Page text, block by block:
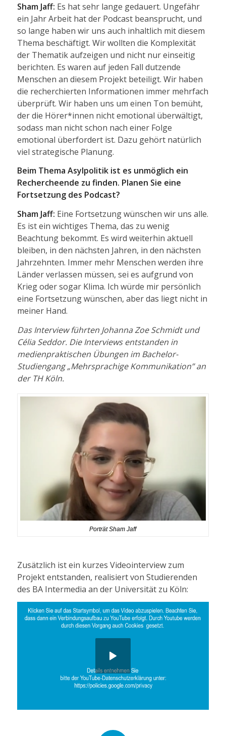
Sham Jaff: Es hat sehr lange gedauert. Ungefähr
ein Jahr Arbeit hat der Podcast beansprucht, und
so lange haben wir uns auch inhaltlich mit diesem
Thema beschäftigt. Wir wollten die Komplexität
der Thematik aufzeigen und nicht nur einseitig
berichten. Es waren auf jeden Fall dutzende
Menschen an diesem Projekt beteiligt. Wir haben
die recherchierten Informationen immer mehrfach
überprüft. Wir haben uns um einen Ton bemüht,
der die Hörer*innen nicht emotional überwältigt,
sodass man nicht schon nach einer Folge
emotional überfordert ist. Dazu gehört natürlich
viel strategische Planung.
Beim Thema Asylpolitik ist es unmöglich ein
Rechercheende zu finden. Planen Sie eine
Fortsetzung des Podcast?
Sham Jaff: Eine Fortsetzung wünschen wir uns alle.
Es ist ein wichtiges Thema, das zu wenig
Beachtung bekommt. Es wird weiterhin aktuell
bleiben, in den nächsten Jahren, in den nächsten
Jahrzehnten. Immer mehr Menschen werden ihre
Länder verlassen müssen, sei es aufgrund von
Krieg oder sogar Klima. Ich würde mir persönlich
eine Fortsetzung wünschen, aber das liegt nicht in
meiner Hand.
Das Interview führten Johanna Zoe Schmidt und
Célia Seddor. Die Interviews entstanden in
medienpraktischen Übungen im Bachelor-
Studiengang „Mehrsprachige Kommunikation” an
der TH Köln.
Porträt Sham Jaff
Zusätzlich ist ein kurzes Videointerview zum
Projekt entstanden, realisiert von Studierenden
des BA Intermedia an der Universität zu Köln: